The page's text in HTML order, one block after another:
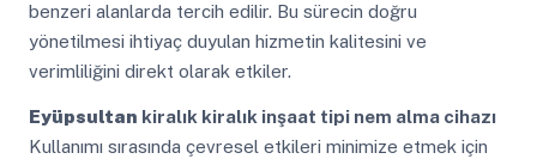
benzeri alanlarda tercih edilir. Bu sürecin doğru
yönetilmesi ihtiyaç duyulan hizmetin kalitesini ve
verimliliğini direkt olarak etkiler.
Eyüpsultan kiralık kiralık inşaat tipi nem alma cihazı
Kullanımı sırasında çevresel etkileri minimize etmek için